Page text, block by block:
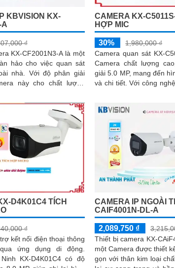
KBVISION KX-
A
₫
KX-CF2001N3-A là một
hảo cho việc quan sát
độ phân giải
này cho chất lượng
CAMERA KX-
HỢP MIC
30%
1,980,000 ₫
Camera quan sát KX-
Camera chất lượng
giải 5.0 MP, mang đến
và chi tiết. Với công nghệ giám sát ban
D4K01C4 TÍCH
₫
kết nối điện thoại thông
ứng dụng di động.
KX-D4K01C4 có độ
CAMERA IP NGOÀI
CAIF4001N-DL-A
2,089,750 ₫
Thiết bị camera KX-
một Camera được thiết
gọn với thân kim loại